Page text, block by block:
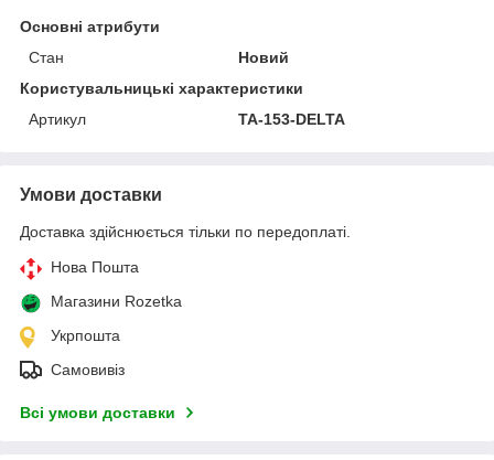
Основні атрибути
Стан
Новий
Користувальницькі характеристики
Артикул
TA-153-DELTA
Умови доставки
Доставка здійснюється тільки по передоплаті.
Нова Пошта
Магазини Rozetka
Укрпошта
Самовивіз
Всі умови доставки